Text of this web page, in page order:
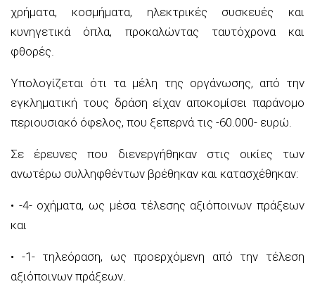
χρήματα, κοσμήματα, ηλεκτρικές συσκευές και
κυνηγετικά όπλα, προκαλώντας ταυτόχρονα και
φθορές.
Υπολογίζεται ότι τα μέλη της οργάνωσης, από την
εγκληματική τους δράση είχαν αποκομίσει παράνομο
περιουσιακό όφελος, που ξεπερνά τις -60.000- ευρώ.
Σε έρευνες που διενεργήθηκαν στις οικίες των
ανωτέρω συλληφθέντων βρέθηκαν και κατασχέθηκαν:
• -4- οχήματα, ως μέσα τέλεσης αξιόποινων πράξεων
και
• -1- τηλεόραση, ως προερχόμενη από την τέλεση
αξιόποινων πράξεων.